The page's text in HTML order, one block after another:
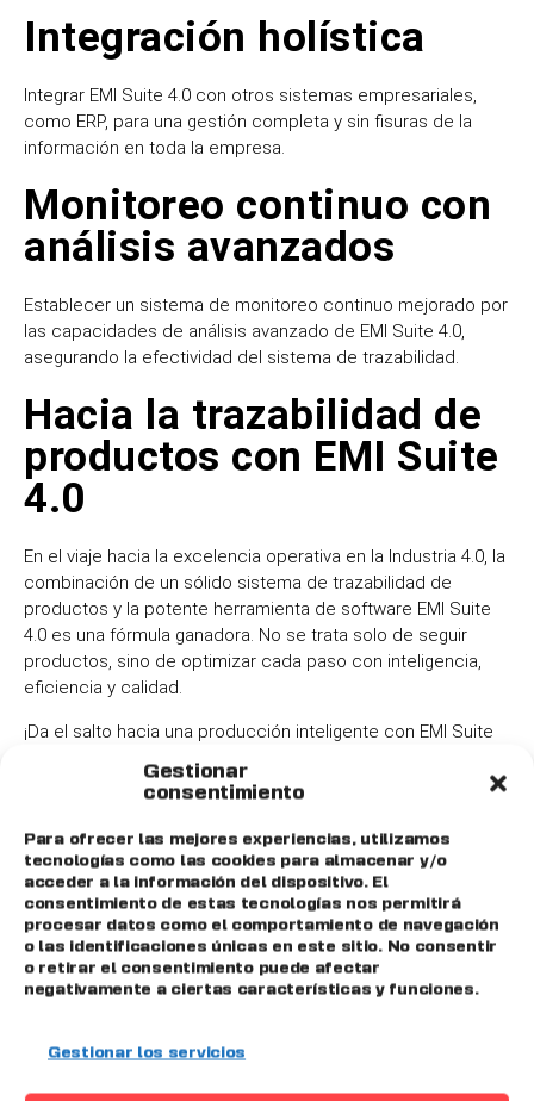
Gestionar
consentimiento
Para ofrecer las mejores experiencias, utilizamos
tecnologías como las cookies para almacenar y/o
acceder a la información del dispositivo. El
consentimiento de estas tecnologías nos permitirá
procesar datos como el comportamiento de navegación
o las identificaciones únicas en este sitio. No consentir
o retirar el consentimiento puede afectar
negativamente a ciertas características y funciones.
Gestionar los servicios
Integración holística
Integrar EMI Suite 4.0 con otros sistemas empresariales,
como ERP, para una gestión completa y sin fisuras de la
información en toda la empresa.
Monitoreo continuo con
análisis avanzados
Establecer un sistema de monitoreo continuo mejorado por
las capacidades de análisis avanzado de EMI Suite 4.0,
asegurando la efectividad del sistema de trazabilidad.
Hacia la trazabilidad de
productos con EMI Suite
4.0
En el viaje hacia la excelencia operativa en la Industria 4.0, la
combinación de un sólido sistema de trazabilidad de
productos y la potente herramienta de software EMI Suite
4.0 es una fórmula ganadora. No se trata solo de seguir
productos, sino de optimizar cada paso con inteligencia,
eficiencia y calidad.
¡Da el salto hacia una producción inteligente con EMI Suite
0 y lleva tu empresa al siguiente nivel!
¿En qué te podemos
ayudar?
Nombre y apellidos*
E-mail*